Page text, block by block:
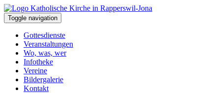
Toggle navigation
Gottesdienste
Veranstaltungen
Wo, was, wer
Infotheke
Vereine
Bildergalerie
Kontakt